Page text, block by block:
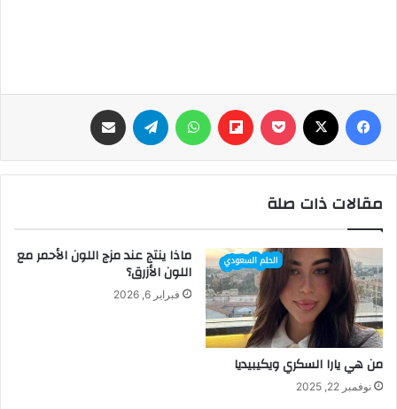
فيسبوك ‫Pocket
Flipboard واتساب تيلقرام
مقالات ذات صلة
من هي يارا السكري ويكيبيديا
نوفمبر 22, 2025
ماذا ينتج عند مزج اللون الأحمر مع
اللون الأزرق؟
فبراير 6, 2026